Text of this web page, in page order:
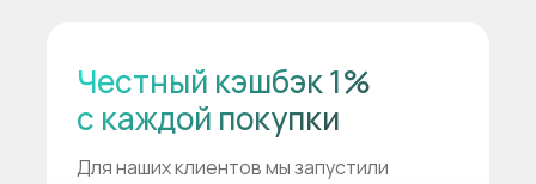
Для наших клиентов мы запустили
Честный кэшбэк 1%
с каждой покупки